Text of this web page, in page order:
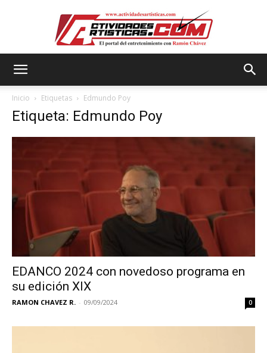
Inicio Etiquetas Edmundo Poy
Etiqueta: Edmundo Poy
EDANCO 2024 con novedoso programa en
su edición XIX
RAMON CHAVEZ R. - 09/09/2024 0